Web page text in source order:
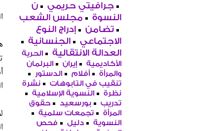
جرافيتي حريمي
ن
النسوة
مجلس الشعب
تضامن
إدراج النوع
الاجتماعي
الجنسانية
العدالة الانتقالية
الحرية
الأكاديمية
إيران
البرلمان
والمرأة
أفلام
الدستور
تنقيب في التابوهات
نشرة
نظرة
النسوية الإسلامية
تدريب
بورسعيد
حقوق
المرأة
تجمعات سلمية
النسوية
دليل
فحص